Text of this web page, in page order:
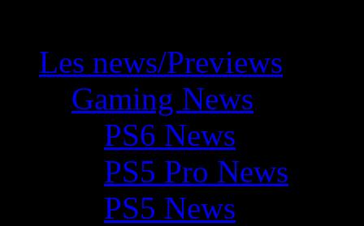
Les news/Previews
Gaming News
PS6 News
PS5 Pro News
PS5 News